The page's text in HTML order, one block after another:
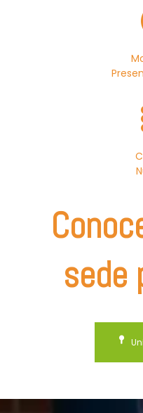
sede